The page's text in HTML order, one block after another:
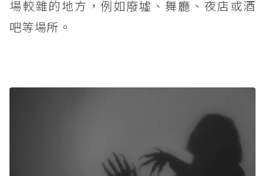
場較雜的地方，例如廢墟、舞廳、夜店或酒
吧等場所。